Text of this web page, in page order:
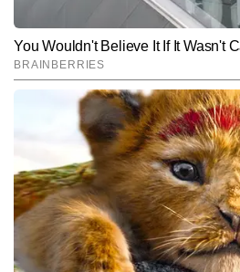
Subscribe to our daily